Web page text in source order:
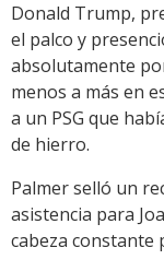
Donald Trump,
el palco y
absolutamente
menos a más en
a un PSG que
de hierro.
Palmer selló un
asistencia para
cabeza constante